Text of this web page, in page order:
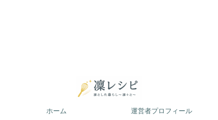
ホーム 運営者プロフィール